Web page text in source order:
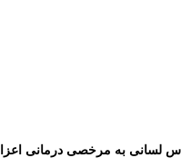
لسانی به مرخصی درمانی